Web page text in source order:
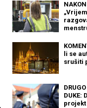
li se
srušiti
DUKE: